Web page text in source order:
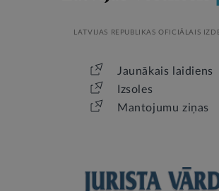
LATVIJAS REPUBLIKAS OFICIĀLAIS
Jaunākais laidiens
Izsoles
Mantojumu ziņas